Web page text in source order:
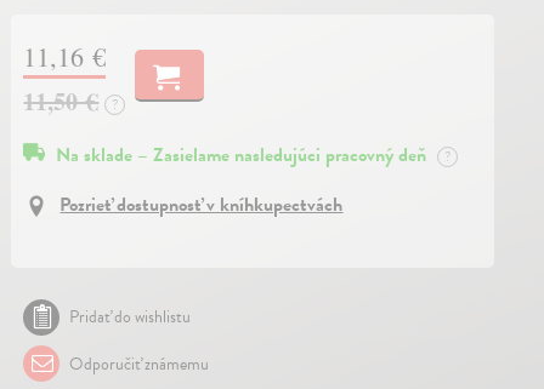
11,16 €
11,50 €
?
Na sklade – Zasielame nasledujúci pracovný deň ?
Pozrieť dostupnosť v kníhkupectvách
Pridať do wishlistu
Odporučiť známemu